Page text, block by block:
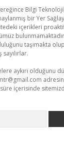
Bilgi
bir Yer
içerikleri
taşımakta
aykırı olduğunu
içerisinde